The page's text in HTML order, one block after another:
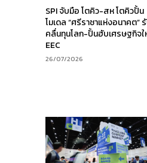
SPI จับมือ โตคิว-สห โตคิวปั้น
โมเดล “ศรีราชาแห่งอนาคต”
คลื่นทุนโลก-ปั้นฮับเศรษฐกิจใ
EEC
26/07/2026